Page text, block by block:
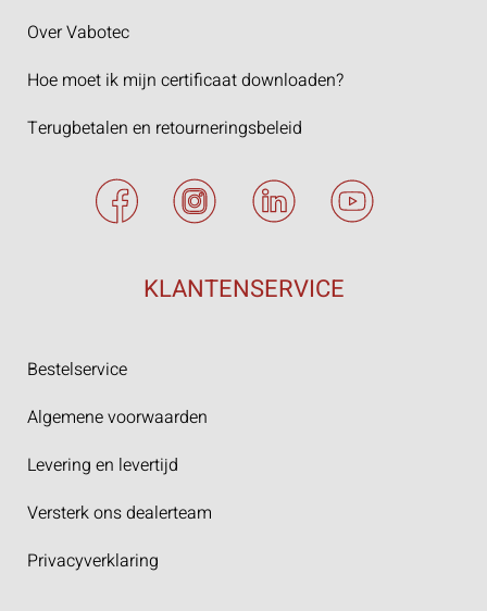
Over Vabotec
Hoe moet ik mijn certificaat downloaden?
Terugbetalen en retourneringsbeleid
KLANTENSERVICE
Bestelservice
Algemene voorwaarden
Levering en levertijd
Versterk ons dealerteam
Privacyverklaring